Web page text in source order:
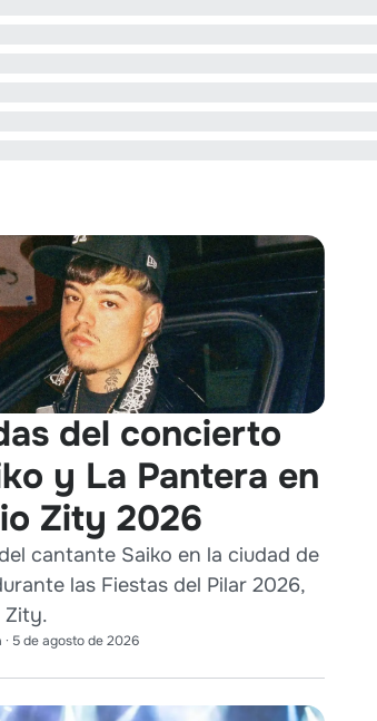
del concierto
y La Pantera en
Zity 2026
cantante Saiko en la ciudad de
las Fiestas del Pilar 2026,
Zity.
· 5 de agosto de 2026